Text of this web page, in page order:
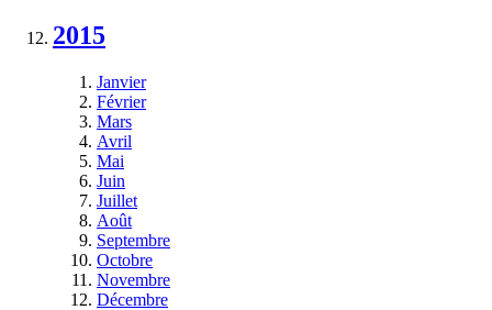
2015
Janvier
Février
Mars
Avril
Mai
Juin
Juillet
Août
Septembre
Octobre
Novembre
Décembre